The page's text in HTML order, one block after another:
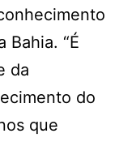
Bahia. “É
da
do
que